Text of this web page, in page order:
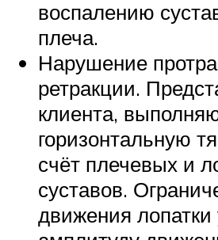
воспалению
плеча.
Нарушение
ретракции.
клиента,
горизонтальную
счёт плечевых и
суставов.
движения лопатки